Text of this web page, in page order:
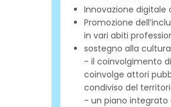
Innovazione
Promozione
in vari abiti
sostegno alla
- il coinvolgimento
coinvolge attori
condiviso del
- un piano integrato